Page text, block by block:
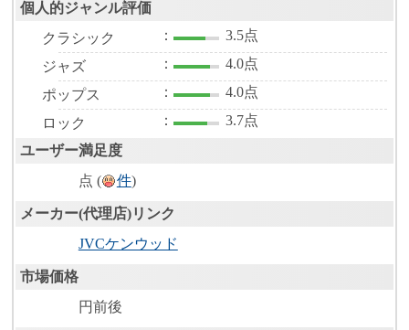
個人的ジャンル評価
クラシック
：
3.5点
ジャズ
：
4.0点
ポップス
：
4.0点
ロック
：
3.7点
ユーザー満足度
点 (
件)
メーカー(代理店)リンク
JVCケンウッド
市場価格
円前後